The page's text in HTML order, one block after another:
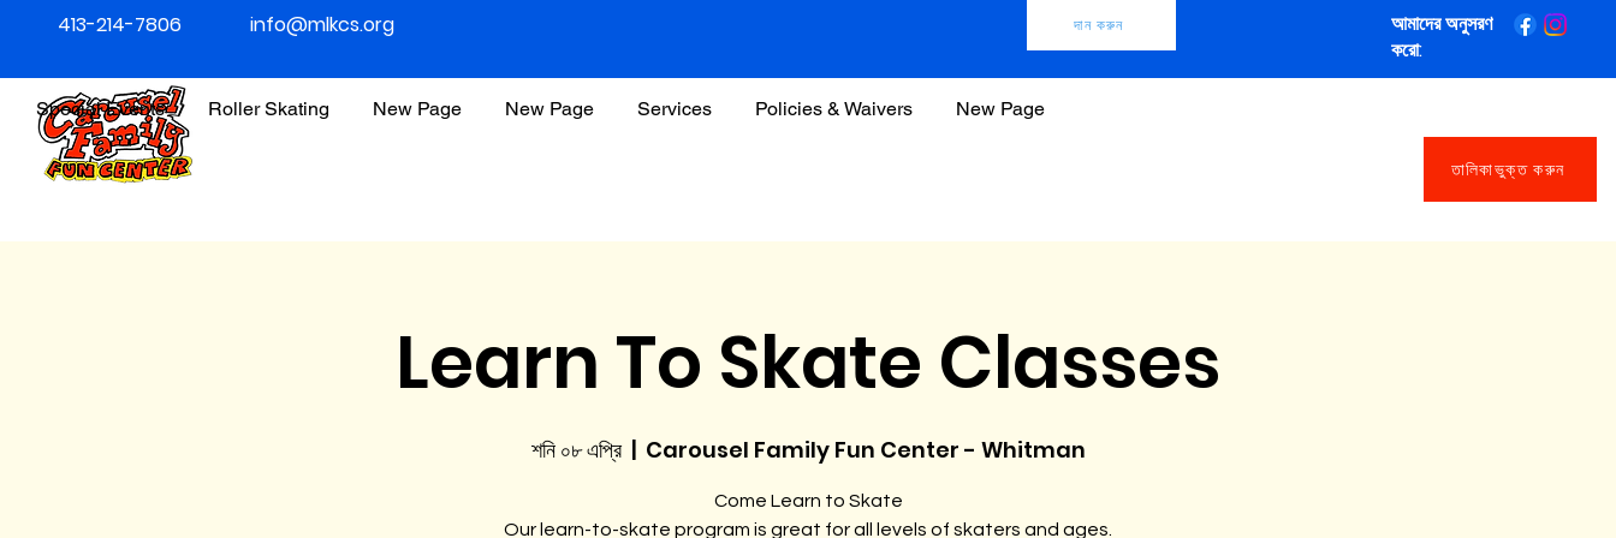
Special Events Roller Skating New Page New Page Services Policies & Waivers New Page
তালিকাভুক্ত করুন
413-214-7806 info@mlkcs.org দান করুন
আমাদের অনুসরণ
করো:
Learn To Skate Classes
শনি ০৮ এপ্রি
  |
Carousel Family Fun Center - Whitman
Come Learn to Skate
Our learn-to-skate program is great for all levels of skaters and ages.